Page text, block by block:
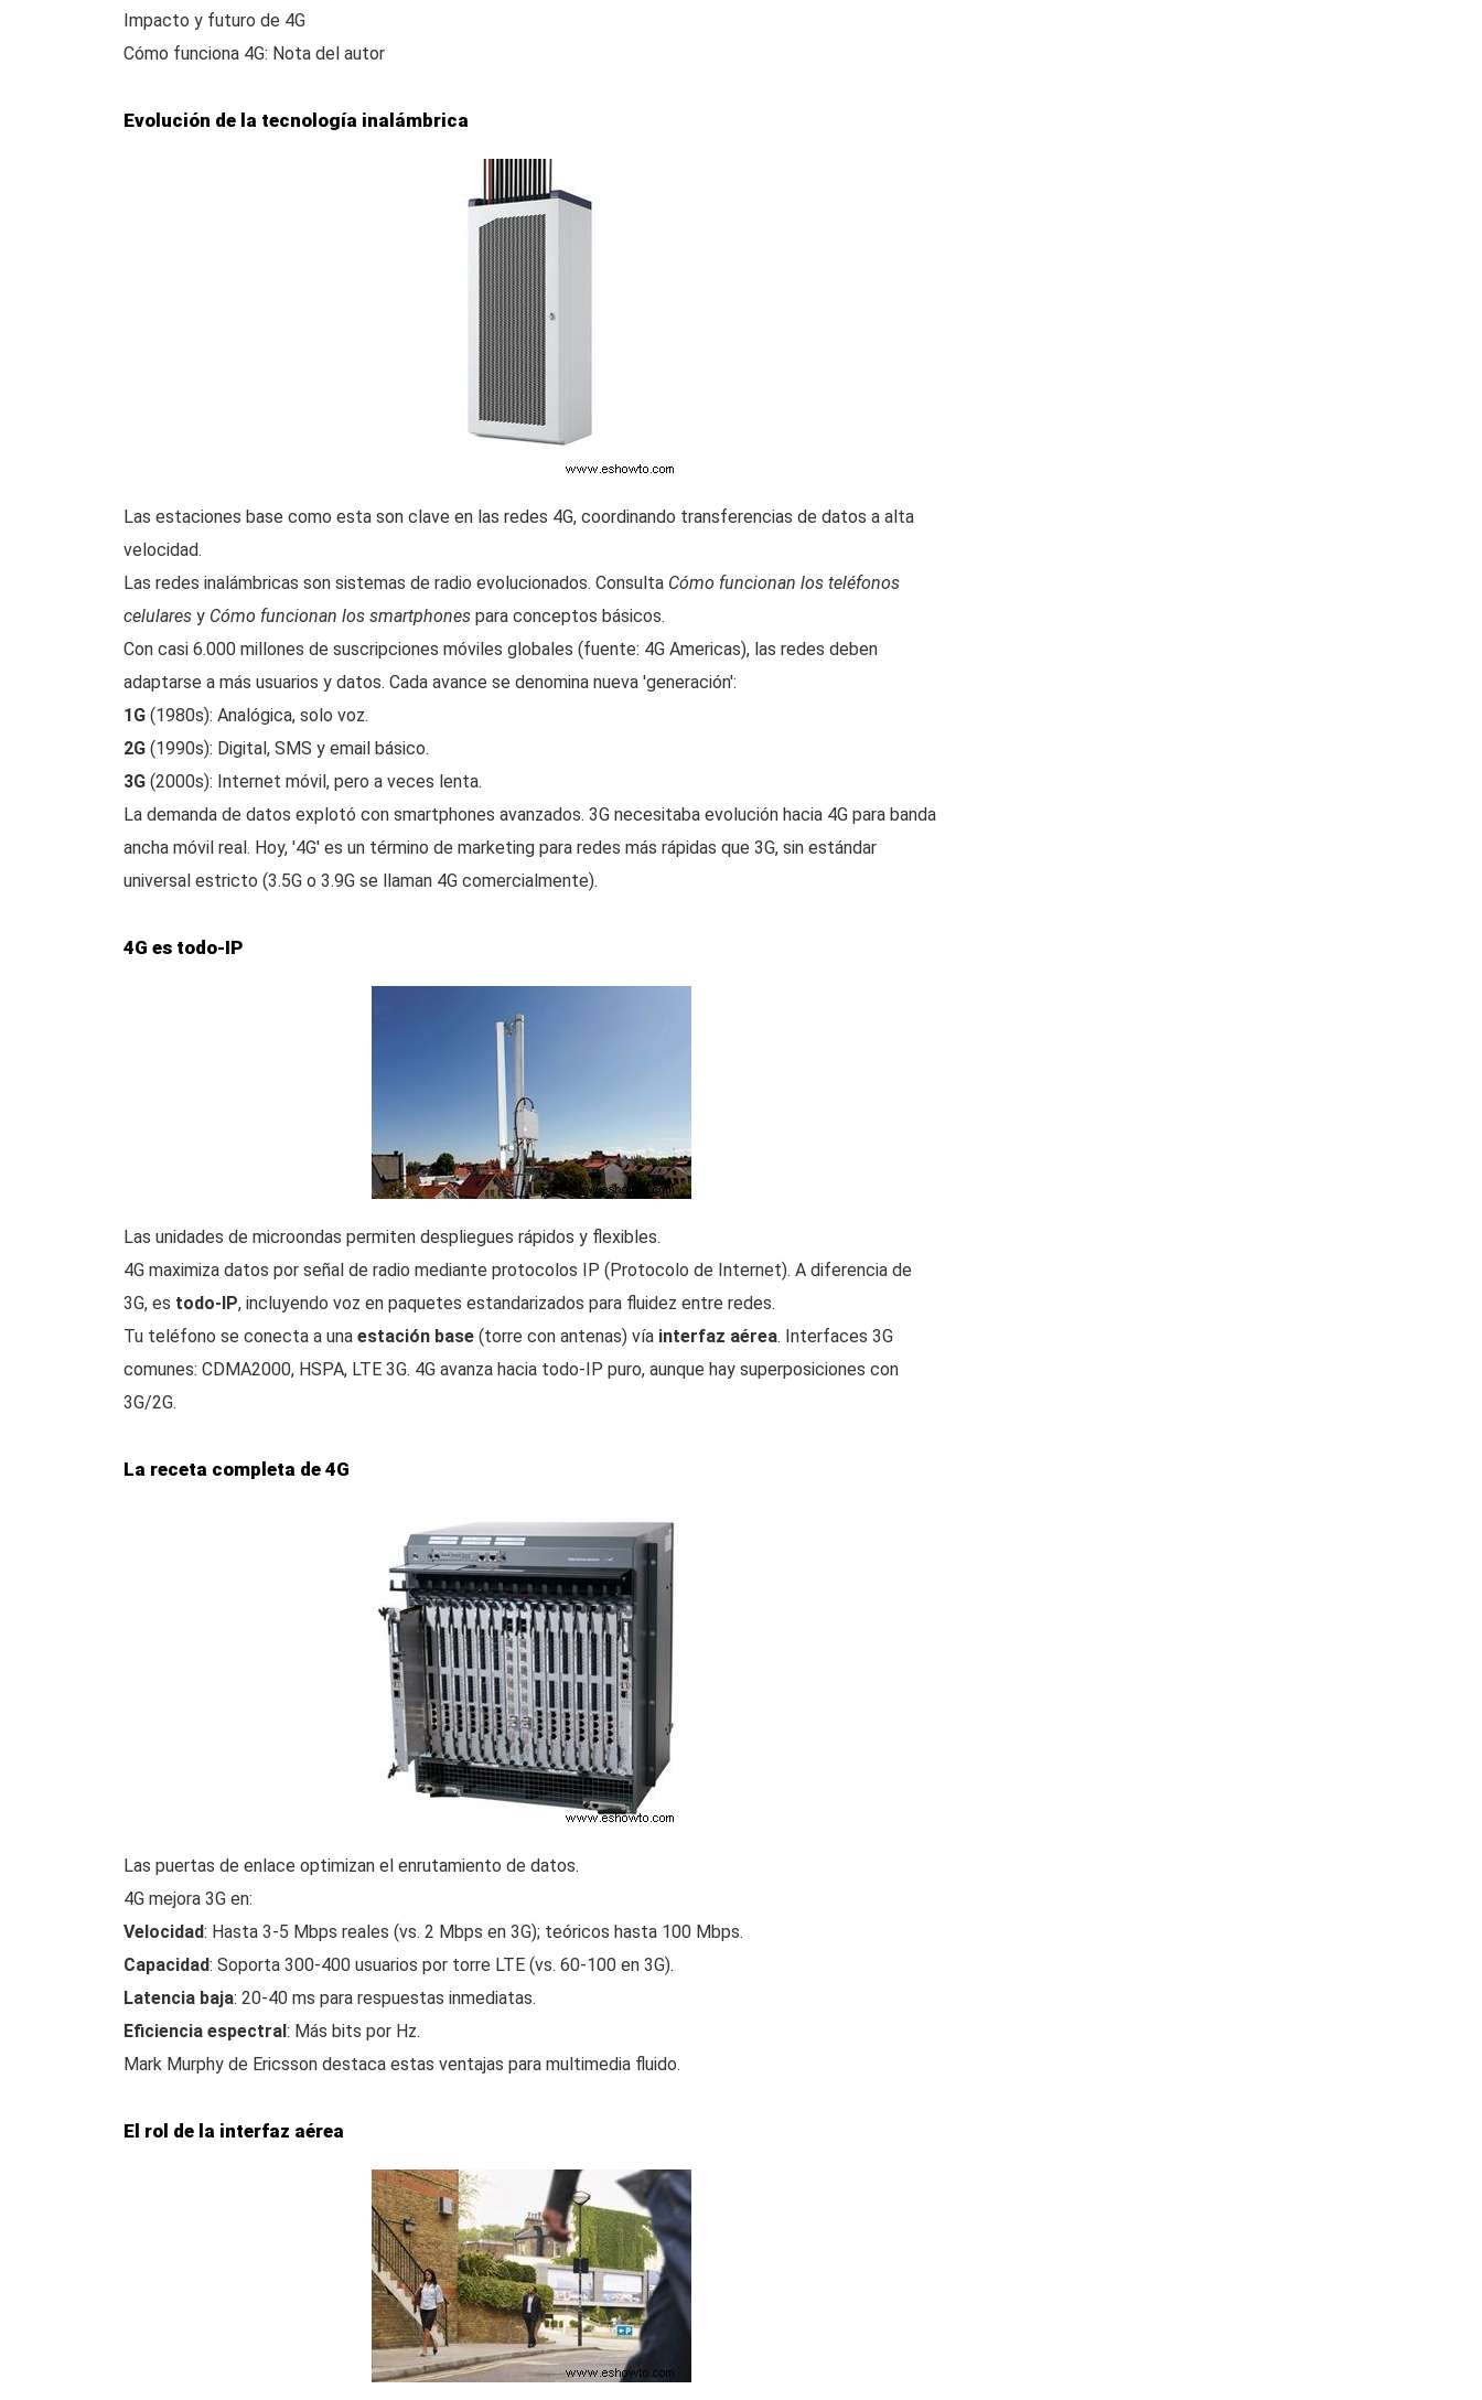
Impacto y futuro de 4G
Cómo funciona 4G: Nota del autor
Evolución de la tecnología inalámbrica
Las estaciones base como esta son clave en las redes 4G, coordinando transferencias de datos a alta
velocidad.
Las redes inalámbricas son sistemas de radio evolucionados. Consulta Cómo funcionan los teléfonos
celulares y Cómo funcionan los smartphones para conceptos básicos.
Con casi 6.000 millones de suscripciones móviles globales (fuente: 4G Americas), las redes deben
adaptarse a más usuarios y datos. Cada avance se denomina nueva 'generación':
1G (1980s): Analógica, solo voz.
2G (1990s): Digital, SMS y email básico.
3G (2000s): Internet móvil, pero a veces lenta.
La demanda de datos explotó con smartphones avanzados. 3G necesitaba evolución hacia 4G para banda
ancha móvil real. Hoy, '4G' es un término de marketing para redes más rápidas que 3G, sin estándar
universal estricto (3.5G o 3.9G se llaman 4G comercialmente).
4G es todo-IP
Las unidades de microondas permiten despliegues rápidos y flexibles.
4G maximiza datos por señal de radio mediante protocolos IP (Protocolo de Internet). A diferencia de
3G, es todo-IP, incluyendo voz en paquetes estandarizados para fluidez entre redes.
Tu teléfono se conecta a una estación base (torre con antenas) vía interfaz aérea. Interfaces 3G
comunes: CDMA2000, HSPA, LTE 3G. 4G avanza hacia todo-IP puro, aunque hay superposiciones con
3G/2G.
La receta completa de 4G
Las puertas de enlace optimizan el enrutamiento de datos.
4G mejora 3G en:
Velocidad: Hasta 3-5 Mbps reales (vs. 2 Mbps en 3G); teóricos hasta 100 Mbps.
Capacidad: Soporta 300-400 usuarios por torre LTE (vs. 60-100 en 3G).
Latencia baja: 20-40 ms para respuestas inmediatas.
Eficiencia espectral: Más bits por Hz.
Mark Murphy de Ericsson destaca estas ventajas para multimedia fluido.
El rol de la interfaz aérea